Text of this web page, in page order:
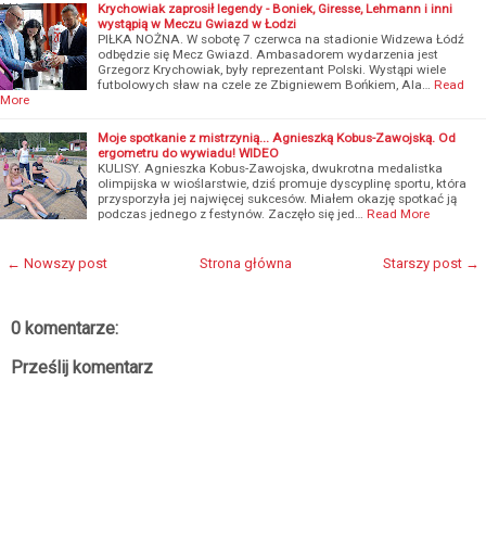
Krychowiak zaprosił legendy - Boniek, Giresse, Lehmann i inni
wystąpią w Meczu Gwiazd w Łodzi
PIŁKA NOŻNA. W sobotę 7 czerwca na stadionie Widzewa Łódź
odbędzie się Mecz Gwiazd. Ambasadorem wydarzenia jest
Grzegorz Krychowiak, były reprezentant Polski. Wystąpi wiele
futbolowych sław na czele ze Zbigniewem Bońkiem, Ala… Read
More
Moje spotkanie z mistrzynią... Agnieszką Kobus-Zawojską. Od
ergometru do wywiadu! WIDEO
KULISY. Agnieszka Kobus-Zawojska, dwukrotna medalistka
olimpijska w wioślarstwie, dziś promuje dyscyplinę sportu, która
przysporzyła jej najwięcej sukcesów. Miałem okazję spotkać ją
podczas jednego z festynów. Zaczęło się jed… Read More
← Nowszy post Starszy post →
Strona główna
0 komentarze:
Prześlij komentarz